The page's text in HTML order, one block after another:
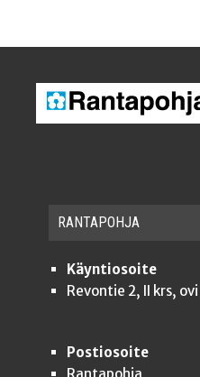
RAN­TA­POH­JA
Käyntiosoite
Revontie 2, II krs,
Postiosoite